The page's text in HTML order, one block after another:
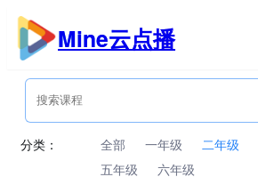
跳
内
Mine云点播
分类： 全部 一年级 二年级
五年级
六年级